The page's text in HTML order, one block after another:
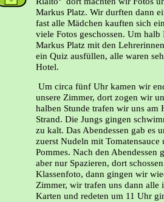
Markus Platz. Wir durften dann
fast alle Mädchen kauften sich
viele Fotos geschossen. Um
Markus Platz mit den
ein Quiz ausfüllen, alle waren
Hotel.
Um circa fünf Uhr kamen wir
unsere Zimmer, dort zogen wir
halben Stunde trafen wir uns
Strand. Die Jungs gingen
zu kalt. Das Abendessen gab es
zuerst Nudeln mit
Pommes. Nach den
aber nur Spazieren, dort
Klassenfoto, dann gingen wir
Zimmer, wir trafen uns dann alle
Karten und redeten um 11 Uhr